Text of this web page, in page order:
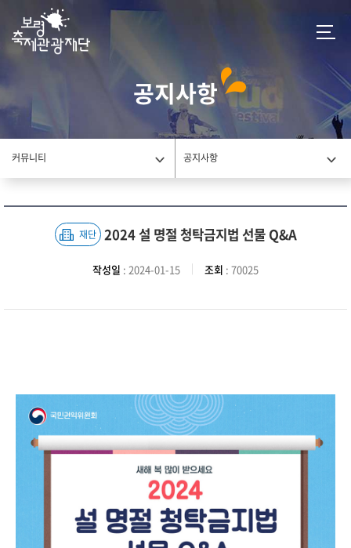
공지사항
커뮤니티 공지사항
재단 2024 설 명절 청탁금지법 선물 Q&A
작성일 : 2024-01-15 조회 : 70025